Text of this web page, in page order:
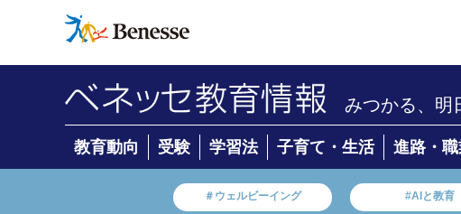
みつかる、明
教育動向 受験 学習法 子育て・生活 進路・
＃ウェルビーイング #AIと教育